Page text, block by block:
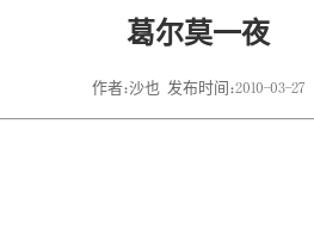
葛尔莫一夜
作者：沙也 发布时间：2010-03-27